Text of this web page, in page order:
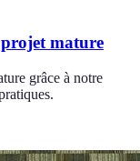
mature
grâce à notre